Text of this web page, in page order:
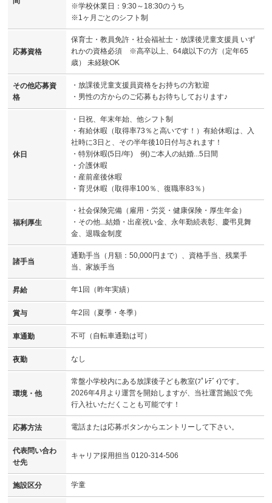
※学校休業日：9:30～18:30のうち
※1ヶ月ごとのシフト制
応募資格
保育士・教員免許・社会福祉士・放課後児童支援員 いず
れかの資格必須 ※高卒以上、64歳以下の方（定年65
歳） 未経験OK
その他応募資
格
・放課後児童支援員資格をお持ちの方歓迎
・男性の方からのご応募もお待ちしております♪
休日
・日祝、年末年始、他シフト制
・有給休暇（取得率73％と高いです！）有給休暇は、入
社時に3日と、その半年後10日付与されます！
・特別休暇(5日/年) 例)ご本人の結婚...5日間
・介護休暇
・産前産後休暇
・育児休暇（取得率100％、復職率83％）
福利厚生
・社会保険完備（雇用・労災・健康保険・厚生年金）
・その他...結婚・出産祝い金、永年勤続表彰、慶弔見舞
金、退職金制度
諸手当
通勤手当（月額：50,000円まで）、資格手当、残業手
当、家族手当
昇給 年1回（昨年実績）
賞与 年2回（夏季・冬季）
車通勤 不可（自転車通勤は可）
夜勤 なし
環境・他
常盤小学校内にある放課後子ども教室(ﾌﾟﾚﾃﾞｨ)です。
2026年4月より運営を開始しますが、当社運営施設で先
行入社いただくことも可能です！
応募方法 電話または応募ボタンからエントリーして下さい。
代表問い合わ
せ先
キャリア採用担当 0120-314-506
施設区分 学童